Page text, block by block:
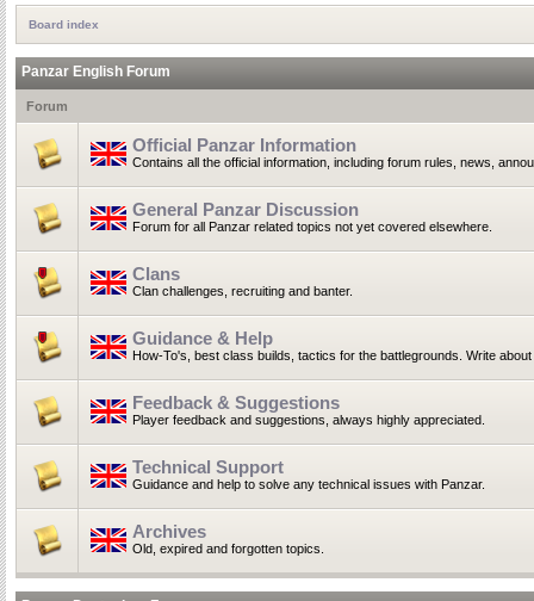
Board index
Panzar English Forum
Forum
Official Panzar Information
Contains all the official information, including forum rules, news,
General Panzar Discussion
Forum for all Panzar related topics not yet covered elsewhere.
Clans
Clan challenges, recruiting and banter.
Guidance & Help
How-To's, best class builds, tactics for the battlegrounds. Write
Feedback & Suggestions
Player feedback and suggestions, always highly appreciated.
Technical Support
Guidance and help to solve any technical issues with Panzar.
Archives
Old, expired and forgotten topics.